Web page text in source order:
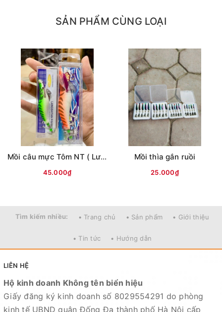
- #8: 1.7cmx1,15cm - nặng 0.3g
SẢN PHẨM CÙNG LOẠI
Mồi câu mực Tôm NT ( Lưng vằn )
45.000₫
Mồi thìa gắn ruồi
25.000₫
Tìm kiếm nhiều: • Trang chủ • Sản phẩm • Giới thiệu
• Tin tức • Hướng dẫn
LIÊN HỆ
Hộ kinh doanh Không tên biển hiệu
Giấy đăng ký kinh doanh số 8029554291 do phòng
kinh tế UBND quận Đống Đa thành phố Hà Nội cấp